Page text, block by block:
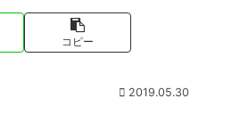
コピー
2019.05.30